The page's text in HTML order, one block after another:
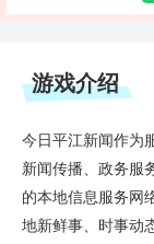
游戏介绍
今日平江新闻作为
新闻传播、政务服
的本地信息服务网
地新鲜事、时事动